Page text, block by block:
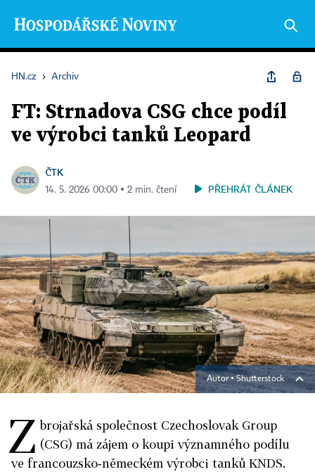
HN.cz › Archiv
FT: Strnadova CSG chce podíl
ve výrobci tanků Leopard
ČTK
14. 5. 2026 00:00 ▪ 2 min. čtení PŘEHRÁT ČLÁNEK
Autor ▪Shutterstock
Z brojařská společnost Czechoslovak Group
(CSG) má zájem o koupi významného podílu
ve francouzsko‑německém výrobci tanků KNDS.